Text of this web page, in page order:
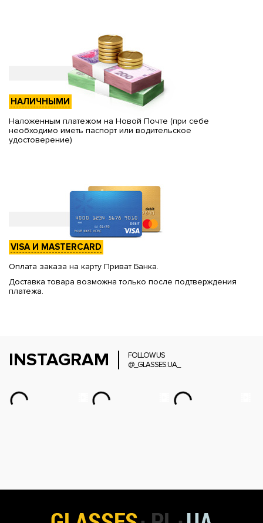
НАЛИЧНЫМИ
Наложенным платежом на Новой Почте (при себе
необходимо иметь паспорт или водительское
удостоверение)
VISA И MASTERCARD
Оплата заказа на карту Приват Банка.
Доставка товара возможна только после подтверждения
платежа.
INSTAGRAM
FOLLOW US
@_GLASSES.UA_